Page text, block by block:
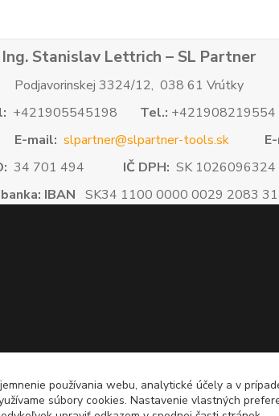
Ing. Stanislav Lettrich – SL Partner
Podjavorinskej 3324/12, 038 61 Vrútky
+421905545198 Tel.: +421908219554
E-mail: slpartner@slpartner-tools.sk
34 701 494 IČ DPH: SK 1026096324
IBAN SK34 1100 0000 0029 2083
používania webu, analytické účely a v
súbory cookies. Nastavenie vlastných